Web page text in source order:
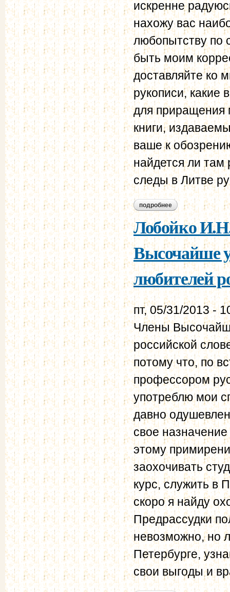
искренне
нахожу вас
любопытству по
быть моим
доставляйте ко
рукописи, какие
для приращения
книги,
ваше к
найдется ли там
следы в Литве
подробнее о лобойко и.н.
Лобойко
Высочайше
любителей
пт, 05/31/2013 -
Члены
российской
потому что, по
профессором
употреблю мои
давно
свое
этому
заохочивать
курс, служить в
скоро я найду
Предрассудки
невозможно, но
Петербурге,
свои выгоды и